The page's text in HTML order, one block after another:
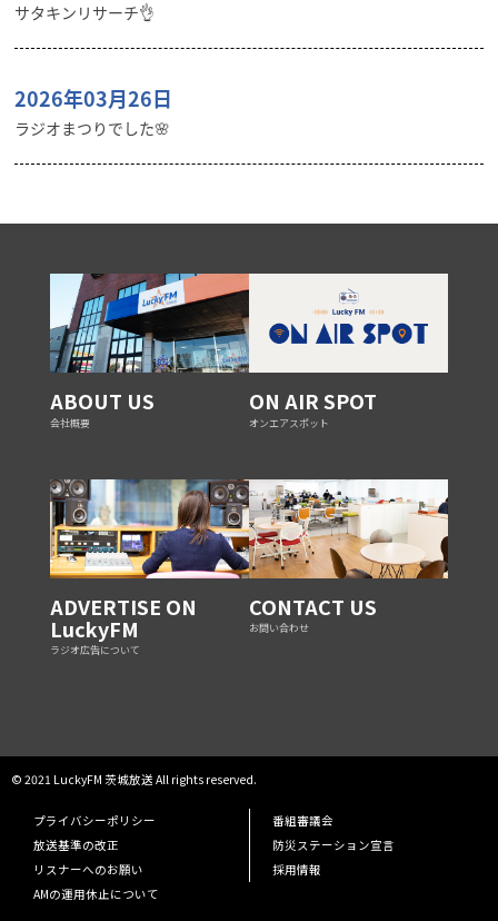
サタキンリサーチ👌
2026年03月26日
ラジオまつりでした🌸
ABOUT US
会社概要
ON AIR SPOT
オンエアスポット
ADVERTISE ON
LuckyFM
ラジオ広告について
CONTACT US
お問い合わせ
© 2021 LuckyFM 茨城放送 All rights reserved.
プライバシーポリシー
番組審議会
放送基準の改正
防災ステーション宣言
リスナーへのお願い
採用情報
AMの運用休止について